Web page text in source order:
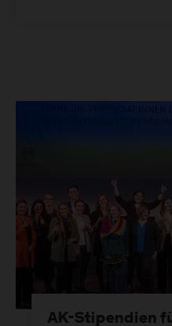
AK-Stipendien